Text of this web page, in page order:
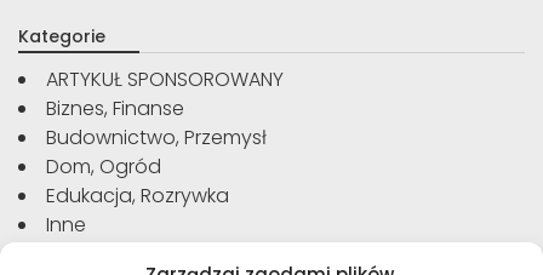
Kategorie
ARTYKUŁ SPONSOROWANY
Biznes, Finanse
Budownictwo, Przemysł
Dom, Ogród
Edukacja, Rozrywka
Inne